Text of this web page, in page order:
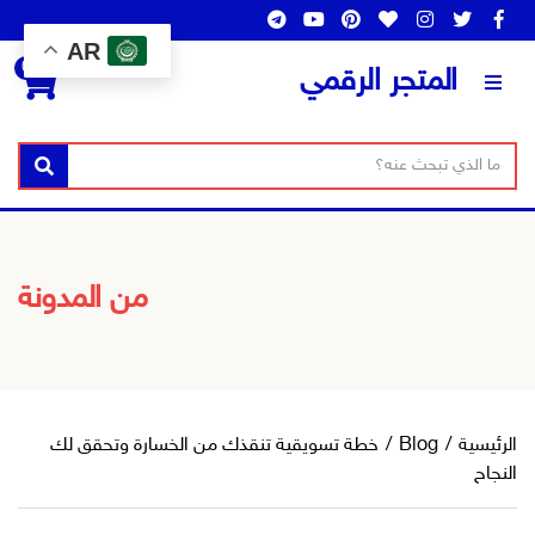
المتجر الرقمي
س
ف
ص
ا
بحث
0
من المدونة
الرئيسية /
Blog
/ خطة تسويقية تنقذك من الخسارة وتحقق لك
النجاح
AR